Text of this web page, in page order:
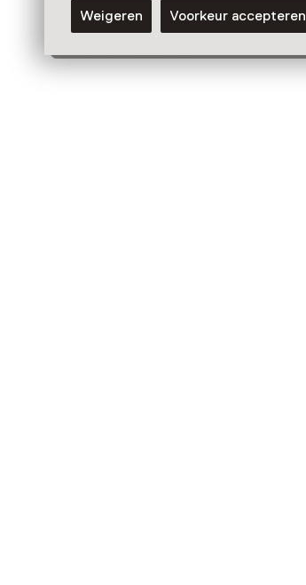
Weigeren Voorkeur accepteren
uur
Voor 0 t/m 18 jaar